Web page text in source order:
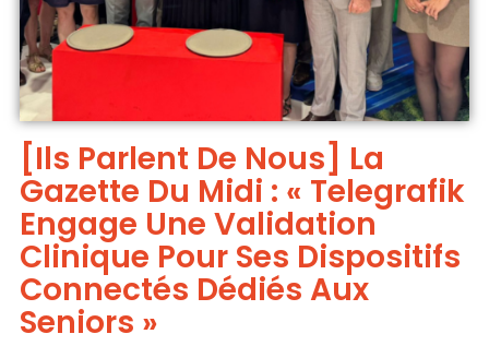
[Ils Parlent De Nous] La
Gazette Du Midi : « Telegrafik
Engage Une Validation
Clinique Pour Ses Dispositifs
Connectés Dédiés Aux
Seniors »